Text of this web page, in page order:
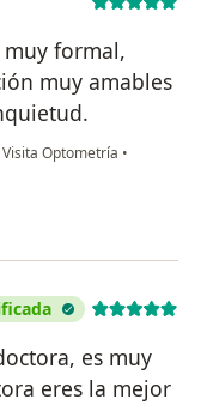
formal,
muy amables
Visita Optometría •
es muy
eres la mejor